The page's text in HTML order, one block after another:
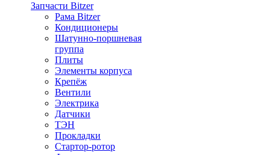
Запчасти Bitzer
Рама Bitzer
Кондиционеры
Шатунно-поршневая
группа
Плиты
Элементы корпуса
Крепёж
Вентили
Электрика
Датчики
ТЭН
Прокладки
Стартор-ротор